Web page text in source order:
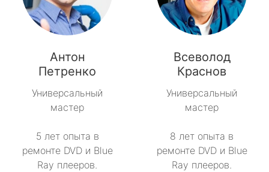
Антон
Петренко
Универсальный
мастер
5 лет опыта в
ремонте DVD и Blue
Ray плееров.
Всеволод
Краснов
Универсальный
мастер
8 лет опыта в
ремонте DVD и Blue
Ray плееров.